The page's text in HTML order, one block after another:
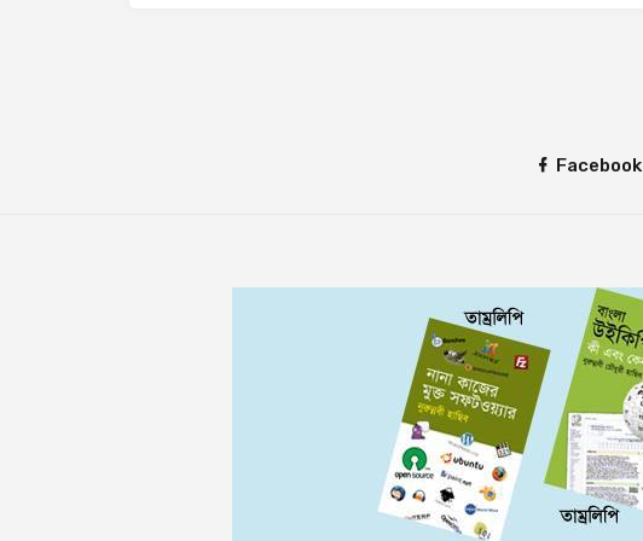
Facebook